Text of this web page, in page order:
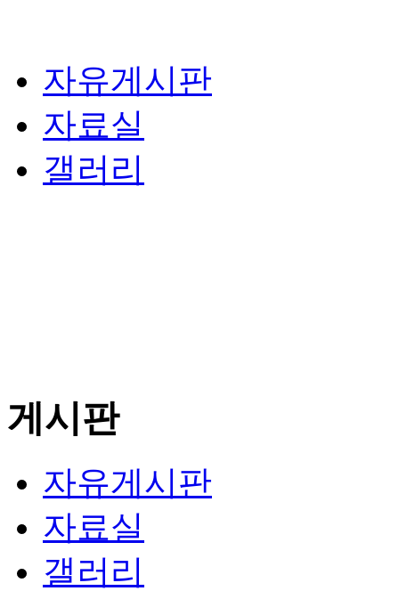
자유게시판
자료실
갤러리
게시판
자유게시판
자료실
갤러리